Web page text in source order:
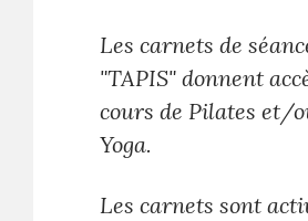
Les carnets de
"TAPIS" donnent
cours de Pilates et/
Yoga.
Les carnets sont